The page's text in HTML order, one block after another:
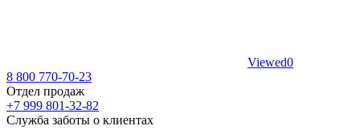
Viewed0
8 800 770-70-23
Отдел продаж
+7 999 801-32-82
Служба заботы о клиентах